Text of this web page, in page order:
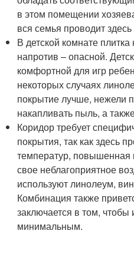
в этом помещении
вся семья проводит
В детской комнате
напротив – опасной.
комфортной для игр
некоторых случаях
покрытие лучше, нежели
накапливать пыль, а
Коридор требует
покрытия, так как здесь
температур, повышенная
свое неблагоприятное
используют линолеум,
Комбинация также
заключается в том,
минимальным.